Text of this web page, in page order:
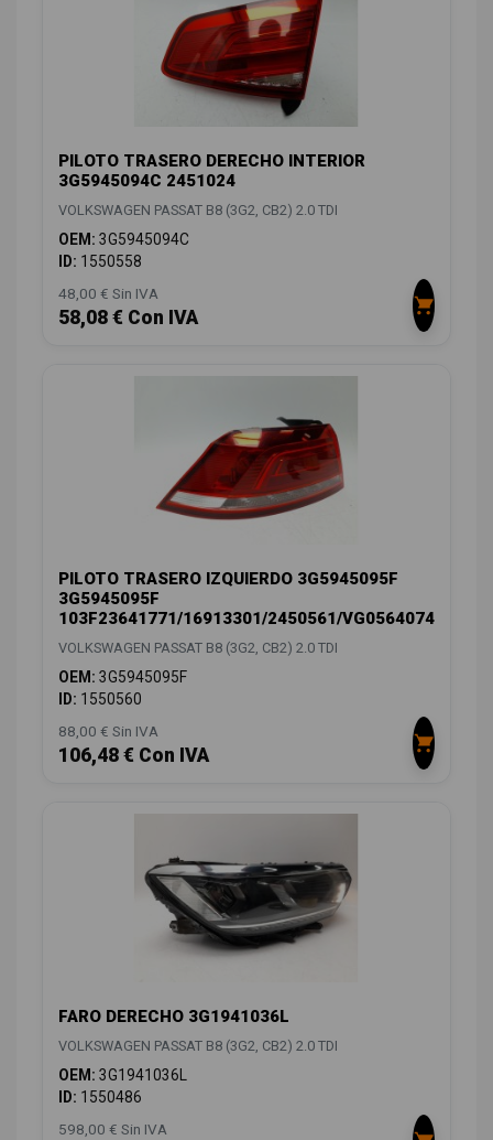
PILOTO TRASERO DERECHO INTERIOR
3G5945094C 2451024
VOLKSWAGEN PASSAT B8 (3G2, CB2) 2.0 TDI
OEM: 3G5945094C
ID: 1550558
48,00 € Sin IVA
58,08 € Con IVA
PILOTO TRASERO IZQUIERDO 3G5945095F
3G5945095F
103F23641771/16913301/2450561/VG0564074
VOLKSWAGEN PASSAT B8 (3G2, CB2) 2.0 TDI
OEM: 3G5945095F
ID: 1550560
88,00 € Sin IVA
106,48 € Con IVA
FARO DERECHO 3G1941036L
VOLKSWAGEN PASSAT B8 (3G2, CB2) 2.0 TDI
OEM: 3G1941036L
ID: 1550486
598,00 € Sin IVA